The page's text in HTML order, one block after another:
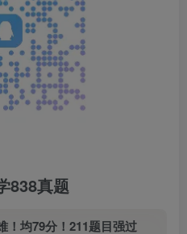
838真题
！均79分！211题目强过